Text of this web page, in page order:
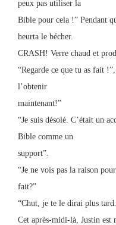
peux pas utiliser la
Bible pour cela !” Pendant
heurta le bécher.
CRASH! Verre chaud et
“Regarde ce que tu as fait
l’obtenir
maintenant!”
“Je suis désolé. C’était un
Bible comme un
support”.
“Je ne vois pas la raison
fait?”
“Chut, je te le dirai plus
Cet après-midi-là, Justin est